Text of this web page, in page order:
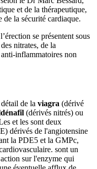
et de la thérapeutique,
de la sécurité cardiaque.
se présentent sous
nitrates, de la
inflammatoires non
détail de la viagra (dérivé
(dérivés nitrés) ou
et les sont deux
dérivés de l'angiotensine
la PDE5 et la GMPc,
sont un
sur l'enzyme qui